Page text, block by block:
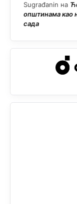
Sugrađanin на
општинама као
сада